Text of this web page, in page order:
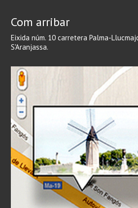
Com arribar
Eixida núm. 10 carretera Palma-
S'Aranjassa.